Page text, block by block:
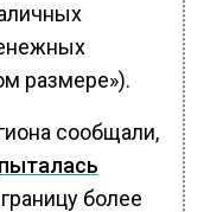
размере»).
сообщали,
пыталась
более